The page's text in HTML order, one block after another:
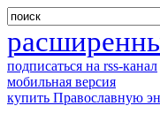
подписаться на rss-канал
мобильная версия
купить Православную